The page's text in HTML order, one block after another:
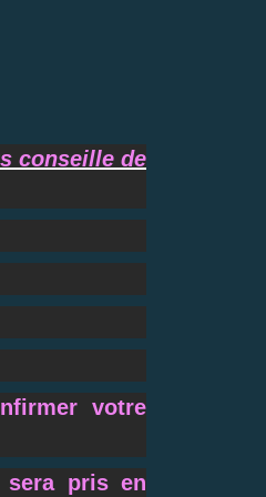
conseille de
votre
pris en